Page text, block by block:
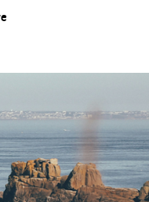
zu
in
Malo,
Frankreich:
Ein
Schüleraustauschbericht